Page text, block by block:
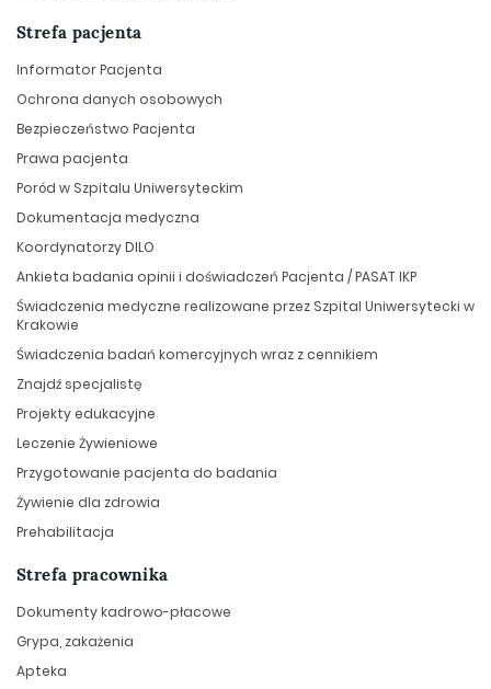
Strefa pacjenta
Informator Pacjenta
Ochrona danych osobowych
Bezpieczeństwo Pacjenta
Prawa pacjenta
Poród w Szpitalu Uniwersyteckim
Dokumentacja medyczna
Koordynatorzy DILO
Ankieta badania opinii i doświadczeń Pacjenta / PASAT IKP
Świadczenia medyczne realizowane przez Szpital Uniwersytecki w
Krakowie
Świadczenia badań komercyjnych wraz z cennikiem
Znajdź specjalistę
Projekty edukacyjne
Leczenie Żywieniowe
Przygotowanie pacjenta do badania
Żywienie dla zdrowia
Prehabilitacja
Strefa pracownika
Dokumenty kadrowo-płacowe
Grypa, zakażenia
Apteka